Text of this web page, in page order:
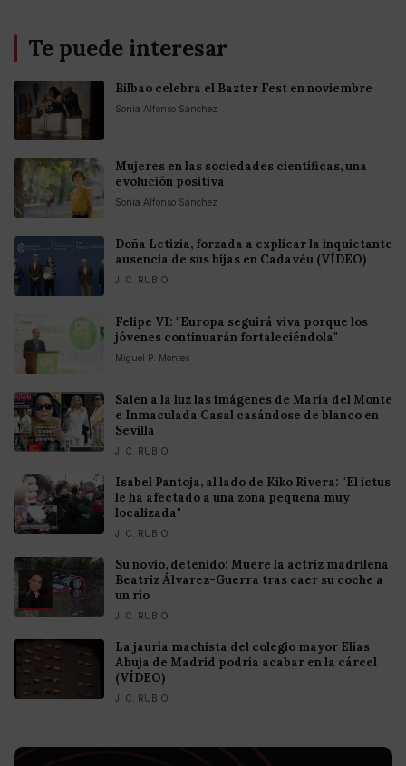
Te puede interesar
Bilbao celebra el Bazter Fest en noviembre
Sonia Alfonso Sánchez
Mujeres en las sociedades científicas, una
evolución positiva
Sonia Alfonso Sánchez
Doña Letizia, forzada a explicar la inquietante
ausencia de sus hijas en Cadavéu (VÍDEO)
J. C. RUBIO
Felipe VI: "Europa seguirá viva porque los
jóvenes continuarán fortaleciéndola"
Miguel P. Montes
Salen a la luz las imágenes de María del Monte
e Inmaculada Casal casándose de blanco en
Sevilla
J. C. RUBIO
Isabel Pantoja, al lado de Kiko Rivera: "El ictus
le ha afectado a una zona pequeña muy
localizada"
J. C. RUBIO
Su novio, detenido: Muere la actriz madrileña
Beatriz Álvarez-Guerra tras caer su coche a
un río
J. C. RUBIO
La jauría machista del colegio mayor Elías
Ahuja de Madrid podría acabar en la cárcel
(VÍDEO)
J. C. RUBIO